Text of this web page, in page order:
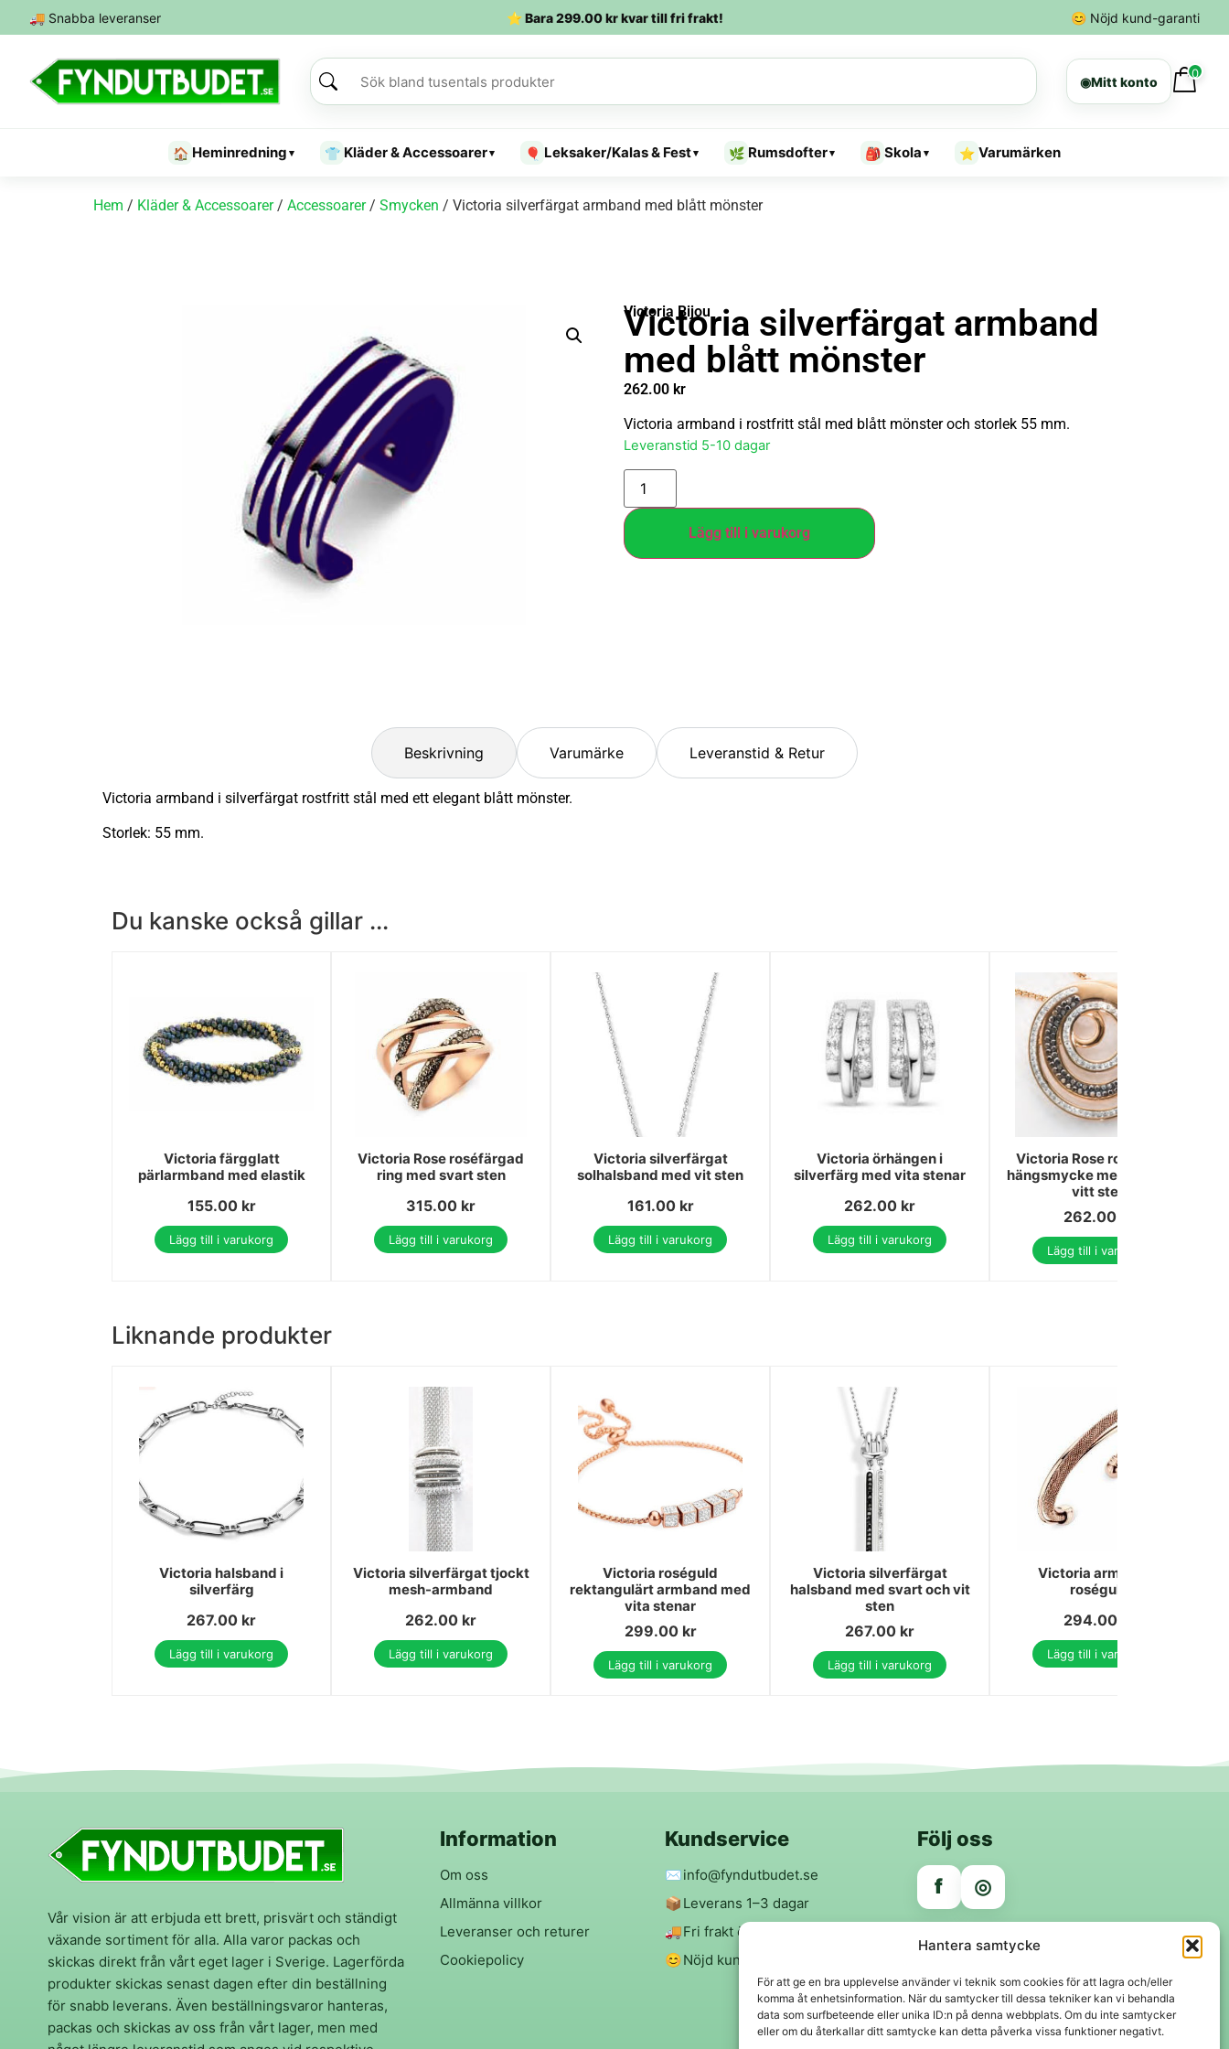
Hantera samtycke
För att ge en bra upplevelse använder vi teknik som cookies för att lagra och/eller
komma åt enhetsinformation. När du samtycker till dessa tekniker kan vi behandla
data som surfbeteende eller unika ID:n på denna webbplats. Om du inte samtycker
eller om du återkallar ditt samtycke kan detta påverka vissa funktioner negativt.
🚚 Snabba leveranser ⭐ Bara299.00krkvar till fri frakt! 😊 Nöjd kund-garanti
◉Mitt konto
0
🏠 Heminredning ▾ 👕 Kläder & Accessoarer▾ 🎈 Leksaker/Kalas & Fest▾ 🌿 Rumsdofter▾ 🎒 Skola ▾ ⭐ Varumärken
Hem / Kläder & Accessoarer/ Accessoarer/ Smycken / Victoria silverfärgat armband med blått mönster
Victoria Bijou
Victoria silverfärgat armband
med blått mönster
262.00 kr
Victoria armband i rostfritt stål med blått mönster och storlek 55 mm.
Leveranstid 5-10 dagar
Lägg till i varukorg
Beskrivning Varumärke Leveranstid & Retur
Victoria armband i silverfärgat rostfritt stål med ett elegant blått mönster.
Storlek: 55 mm.
Du kanske också gillar ...
Victoria färgglatt
pärlarmband med elastik
155.00 kr
Lägg till i varukorg
Victoria Rose roséfärgad
ring med svart sten
315.00 kr
Lägg till i varukorg
Victoria silverfärgat
solhalsband med vit sten
161.00 kr
Lägg till i varukorg
Victoria örhängen i
silverfärg med vita stenar
262.00 kr
Lägg till i varukorg
Victoria Rose roséfärgad
hängsmycke med svart och
vitt sten
262.00
Lägg till i varukorg
Liknande produkter
Victoria halsband i
silverfärg
267.00 kr
Lägg till i varukorg
Victoria silverfärgat tjockt
mesh-armband
262.00 kr
Lägg till i varukorg
Victoria roséguld
rektangulärt armband med
vita stenar
299.00 kr
Lägg till i varukorg
Victoria silverfärgat
halsband med svart och vit
sten
267.00 kr
Lägg till i varukorg
Victoria armband i
roséguld
294.00
Lägg till i varukorg
Vår vision är att erbjuda ett brett, prisvärt och ständigt
växande sortiment för alla. Alla varor packas och
skickas direkt från vårt eget lager i Sverige. Lagerförda
produkter skickas senast dagen efter din beställning
för snabb leverans. Även beställningsvaror hanteras,
packas och skickas av oss från vårt lager, men med
Information
Om oss
Allmänna villkor
Leveranser och returer
Cookiepolicy
Kundservice
✉️info@fyndutbudet.se
📦 Leverans 1–3 dagar
🚚Fri frakt över 299 kr
😊Nöjd kund-garanti
Följ oss
f ◎
Trygga betalningar
Klarna VISA Mastercard Swish